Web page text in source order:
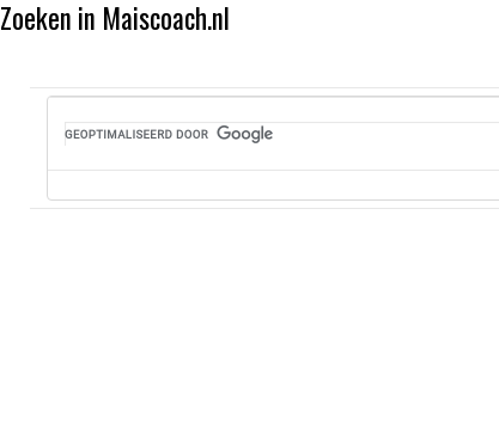
Zoeken in Maiscoach.nl